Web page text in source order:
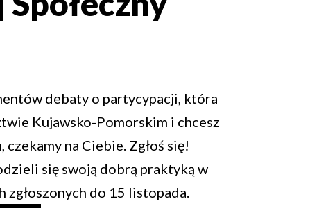
debaty o partycypacji, która
Kujawsko-Pomorskim i chcesz
na Ciebie. Zgłoś się!
się swoją dobrą praktyką w
do 15 listopada.